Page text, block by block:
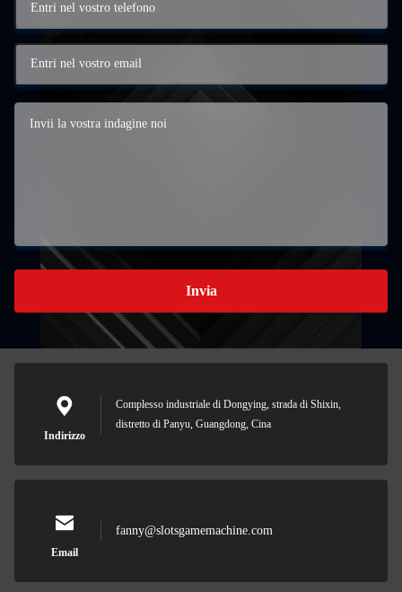
Invia
Indirizzo
Complesso industriale di Dongying, strada di Shixin,
distretto di Panyu, Guangdong, Cina
Email
fanny@slotsgamemachine.com